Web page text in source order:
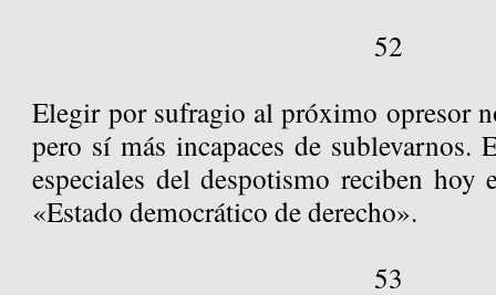
52
Elegir por sufragio al próximo opresor
pero sí más incapaces de sublevarnos.
especiales del despotismo reciben hoy
«Estado democrático de derecho».
53